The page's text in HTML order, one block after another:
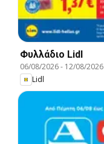
Φυλλάδιο Lidl
06/08/2026- 12/08/2026
Lidl